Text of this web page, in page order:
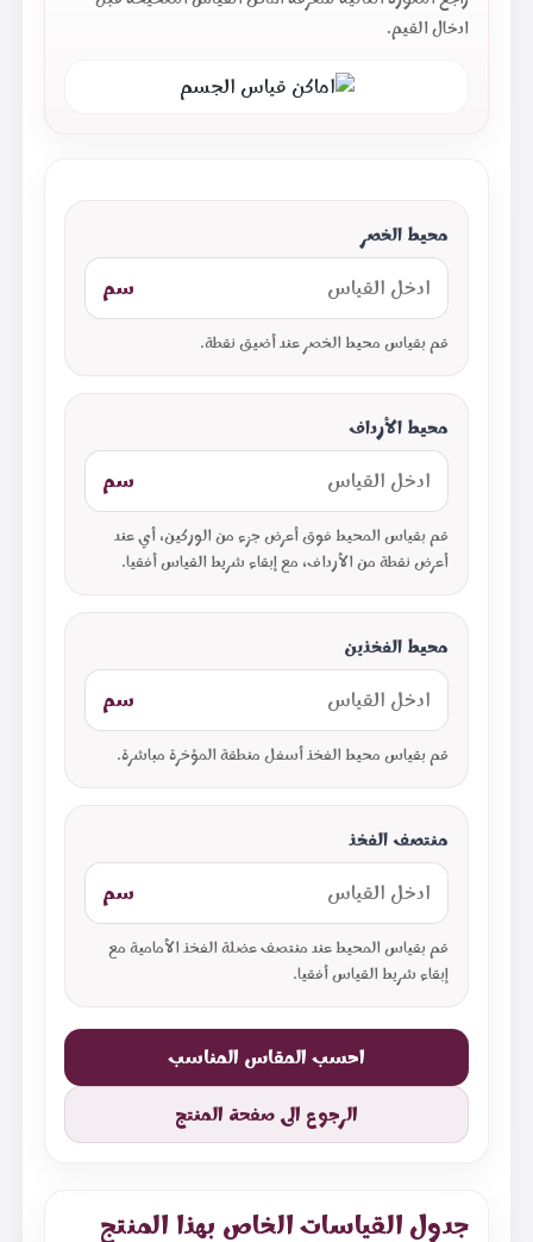
ادخال القيم.
محيط الخصر
سم
قم بقياس محيط الخصر عند أضيق نقطة.
محيط الأرداف
سم
قم بقياس المحيط فوق أعرض جزء من الوركين، أي عند
أعرض نقطة من الأرداف، مع إبقاء شريط القياس أفقيا.
محيط الفخذين
سم
قم بقياس محيط الفخذ أسفل منطقة المؤخرة مباشرة.
منتصف الفخذ
سم
قم بقياس المحيط عند منتصف عضلة الفخذ الأمامية مع
إبقاء شريط القياس أفقيا.
احسب المقاس المناسب
الرجوع الى صفحة المنتج
جدول القياسات الخاص بهذا المنتج